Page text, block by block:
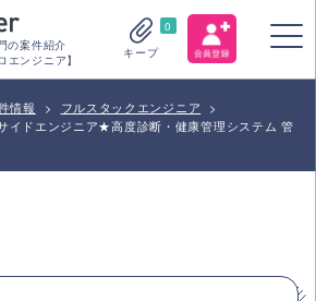
の案件紹介
エンジニア】
0
キープ
情報 > フルスタックエンジニア
>
イドエンジニア★高度診断・健康管理システム 管